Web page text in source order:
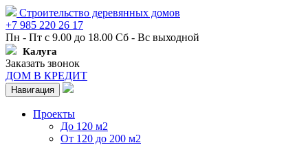
Строительство деревянных домов
+7 985 220 26 17
Пн - Пт с 9.00 до 18.00 Сб - Вс выходной
Калуга
Заказать звонок
ДОМ В КРЕДИТ
Навигация
Проекты
До 120 м2
От 120 до 200 м2